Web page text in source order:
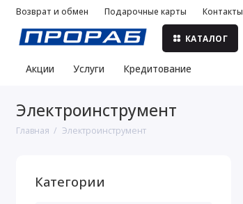
Возврат и обмен Подарочные карты Контакты
КАТАЛОГ
Акции Услуги Кредитование
Электроинструмент
Главная Электроинструмент
Категории